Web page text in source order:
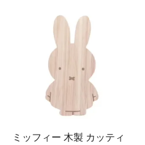
ミッフィー 木製 カッティ